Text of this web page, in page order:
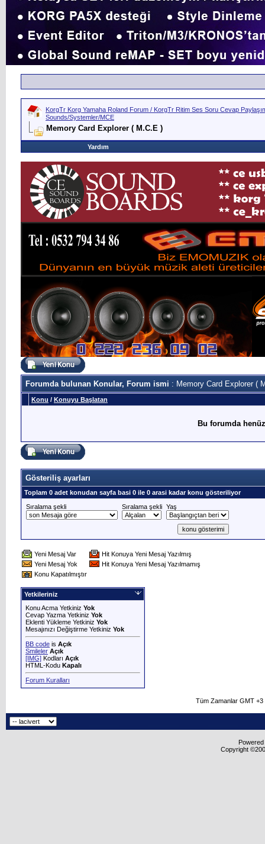
KorgTr Korg Yamaha Roland Forum / KorgTr Ritim Ses Soru Cevap
Sounds/Systemler/MCE
Memory Card Explorer ( M.C.E )
Yardım
Forumda bulunan Konular, Forum ismi : Memory Card Explorer (
Konu / Konuyu Başlatan
Bu forumda
Gösteriliş ayarları
Toplam 0 adet konudan sayfa basi 0 ile 0 arasi kadar konu gösteriliyor
Sıralama şekli
Sıralama şekli Yaş
Yeni Mesaj Var
Hit Konuya Yeni Mesaj Yazılmış
Yeni Mesaj Yok
Hit Konuya Yeni Mesaj Yazılmamış
Konu Kapatılmıştır
Yetkileriniz
Konu Acma Yetkiniz Yok
Cevap Yazma Yetkiniz Yok
Eklenti Yükleme Yetkiniz Yok
Mesajınızı Değiştirme Yetkiniz Yok
BB code is Açık
Smileler Açık
[IMG] Kodları Açık
HTML-Kodu Kapalı
Forum Kuralları
Tüm Zamanlar GMT
Copyright